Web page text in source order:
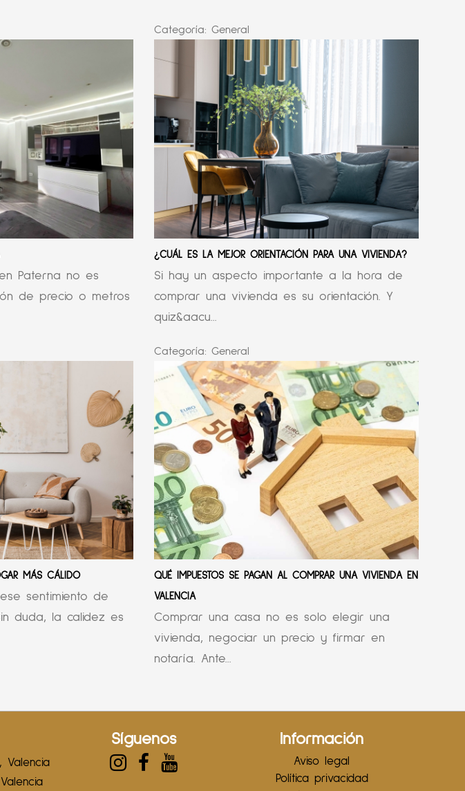
Paterna no es
de precio o metros
Categoría: General
¿CUÁL ES LA MEJOR ORIENTACIÓN PARA UNA VIVIENDA?
Si hay un aspecto importante a la hora de
comprar una vivienda es su orientación. Y
quiz&aacu...
MÁS CÁLIDO
sentimiento de
duda, la calidez es
Categoría: General
QUÉ IMPUESTOS SE PAGAN AL COMPRAR UNA VIVIENDA EN
VALENCIA
Comprar una casa no es solo elegir una
vivienda, negociar un precio y firmar en
notaría. Ante...
Valencia
Síguenos Información
Aviso legal
Política privacidad